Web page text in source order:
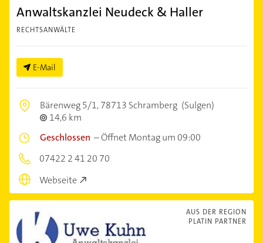
Anwaltskanzlei Neudeck & Haller
RECHTSANWÄLTE
E-Mail
Bärenweg 5/1,78713 Schramberg (Sulgen)
14,6 km
Geschlossen –Öffnet Montag um 09:00
07422 2 41 20 70
Webseite
AUS DER REGION
PLATIN PARTNER